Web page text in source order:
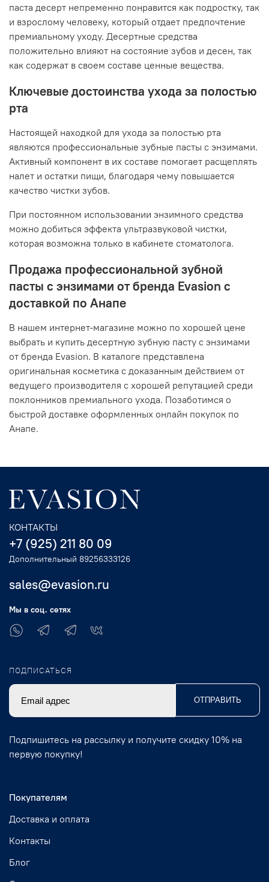
паста десерт непременно понравится как подростку, так
и взрослому человеку, который отдает предпочтение
премиальному уходу. Десертные средства
положительно влияют на состояние зубов и десен, так
как содержат в своем составе ценные вещества.
Ключевые достоинства ухода за полостью
рта
Настоящей находкой для ухода за полостью рта
являются профессиональные зубные пасты с энзимами.
Активный компонент в их составе помогает расщеплять
налет и остатки пищи, благодаря чему повышается
качество чистки зубов.
При постоянном использовании энзимного средства
можно добиться эффекта ультразвуковой чистки,
которая возможна только в кабинете стоматолога.
Продажа профессиональной зубной
пасты с энзимами от бренда Evasion с
доставкой по Анапе
В нашем интернет-магазине можно по хорошей цене
выбрать и купить десертную зубную пасту с энзимами
от бренда Evasion. В каталоге представлена
оригинальная косметика с доказанным действием от
ведущего производителя с хорошей репутацией среди
поклонников премиального ухода. Позаботимся о
быстрой доставке оформленных онлайн покупок по
Анапе.
Покупателям
Доставка и оплата
Контакты
Блог
КОНТАКТЫ
+7 (925) 211 80 09
Дополнительный 89256333126
sales@evasion.ru
Мы в соц. сетях
ПОДПИСАТЬСЯ
ОТПРАВИТЬ
Подпишитесь на рассылку и получите скидку 10% на
первую покупку!